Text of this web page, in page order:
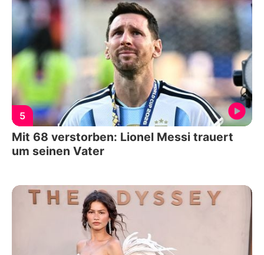
5
Mit 68 verstorben: Lionel Messi trauert
um seinen Vater